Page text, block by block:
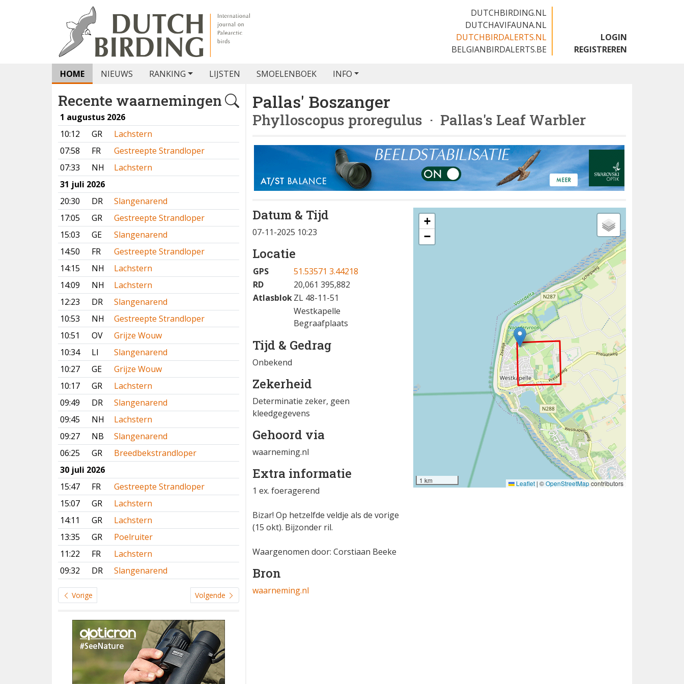
DUTCHBIRDING.NL
DUTCHAVIFAUNA.NL
DUTCHBIRDALERTS.NL
BELGIANBIRDALERTS.BE
LOGIN
REGISTREREN
HOME NIEUWS RANKING LIJSTEN SMOELENBOEK INFO
Recente waarnemingen
1 augustus 2026
10:12
GR
Lachstern
07:58
FR
Gestreepte Strandloper
07:33
NH
Lachstern
31 juli 2026
20:30
DR
Slangenarend
17:05
GR
Gestreepte Strandloper
15:03
GE
Slangenarend
14:50
FR
Gestreepte Strandloper
14:15
NH
Lachstern
14:09
NH
Lachstern
12:23
DR
Slangenarend
10:53
NH
Gestreepte Strandloper
10:51
OV
Grijze Wouw
10:34
LI
Slangenarend
10:27
GE
Grijze Wouw
10:17
GR
Lachstern
09:49
DR
Slangenarend
09:45
NH
Lachstern
09:27
NB
Slangenarend
06:25
GR
Breedbekstrandloper
30 juli 2026
15:47
FR
Gestreepte Strandloper
15:07
GR
Lachstern
14:11
GR
Lachstern
13:35
GR
Poelruiter
11:22
FR
Lachstern
09:32
DR Slangenarend
Vorige Volgende
Pallas' Boszanger
Phylloscopus proregulus · Pallas's Leaf Warbler
Datum & Tijd
07-11-2025 10:23
Locatie
GPS
51.53571 3.44218
RD
20,061 395,882
AtlasblokZL 48-11-51
Westkapelle
Begraafplaats
Tijd & Gedrag
Onbekend
Zekerheid
Determinatie zeker, geen
kleedgegevens
Gehoord via
waarneming.nl
Extra informatie
1 ex. foeragerend
Bizar! Op hetzelfde veldje als de vorige
(15 okt). Bijzonder ril.
Waargenomen door: Corstiaan Beeke
Bron
waarneming.nl
+
−
1 km Leaflet | ©OpenStreetMapcontributors